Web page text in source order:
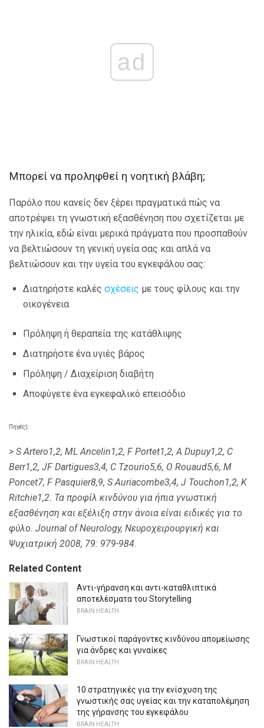
ad
Μπορεί να προληφθεί η νοητική βλάβη;
Παρόλο που κανείς δεν ξέρει πραγματικά πώς να
αποτρέψει τη γνωστική εξασθένηση που σχετίζεται με
την ηλικία, εδώ είναι μερικά πράγματα που προσπαθούν
να βελτιώσουν τη γενική υγεία σας και απλά να
βελτιώσουν και την υγεία του εγκεφάλου σας:
Διατηρήστε καλές σχέσεις με τους φίλους και την
οικογένεια
Πρόληψη ή θεραπεία της κατάθλιψης
Διατηρήστε ένα υγιές βάρος
Πρόληψη / Διαχείριση διαβήτη
Αποφύγετε ένα εγκεφαλικό επεισόδιο
Πηγές):
> S Artero1,2, ML Ancelin1,2, F Portet1,2, A Dupuy1,2, C
Berr1,2, JF Dartigues3,4, C Tzourio5,6, O Rouaud5,6, M
Poncet7, F Pasquier8,9, S Auriacombe3,4, J Touchon1,2, K
Ritchie1,2. Τα προφίλ κινδύνου για ήπια γνωστική
εξασθένηση και εξέλιξη στην άνοια είναι ειδικές για το
φύλο. Journal of Neurology, Νευροχειρουργική και
Ψυχιατρική 2008, 79: 979-984.
Related Content
Αντι-γήρανση και αντι-καταθλιπτικά
αποτελέσματα του Storytelling
BRAIN HEALTH
Γνωστικοί παράγοντες κινδύνου απομείωσης
για άνδρες και γυναίκες
BRAIN HEALTH
10 στρατηγικές για την ενίσχυση της
γνωστικής σας υγείας και την καταπολέμηση
της γήρανσης του εγκεφάλου
BRAIN HEALTH